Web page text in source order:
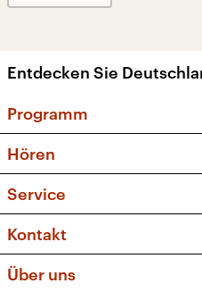
Entdecken Sie
Programm
Sendungen und
Musikliste
Kakadu – Das
Hören
Frequenzen (UKW +
Service
FAQ
Apps
Newsletter
Kontakt
Über uns